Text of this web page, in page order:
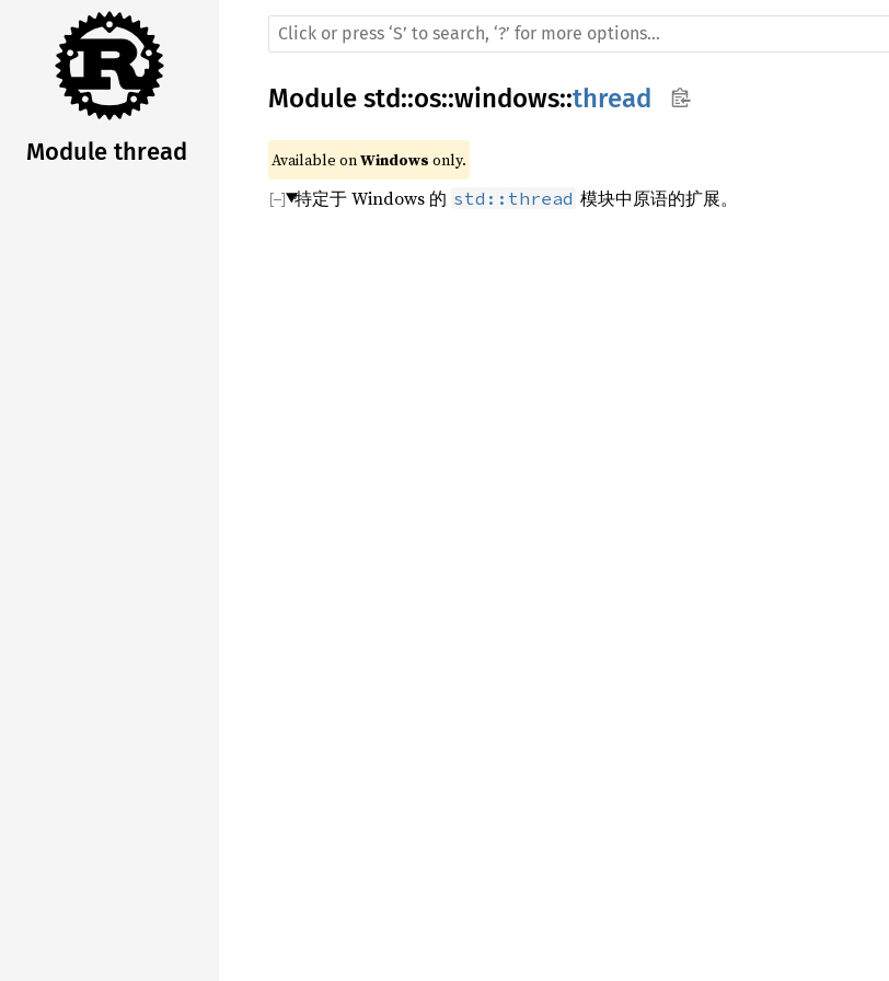
Module thread
Module std::os::windows::thread
Available on Windows only.
特定于 Windows 的 std::thread 模块中原语的扩展。